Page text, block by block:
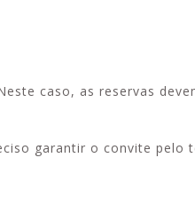
caso, as reservas
garantir o convite pelo
enviar
sobre